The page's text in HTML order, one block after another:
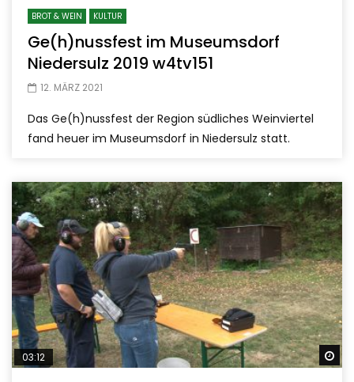
BROT & WEIN KULTUR
Ge(h)nussfest im Museumsdorf
Niedersulz 2019 w4tv151
12. MÄRZ 2021
Das Ge(h)nussfest der Region südliches Weinviertel
fand heuer im Museumsdorf in Niedersulz statt.
03:12